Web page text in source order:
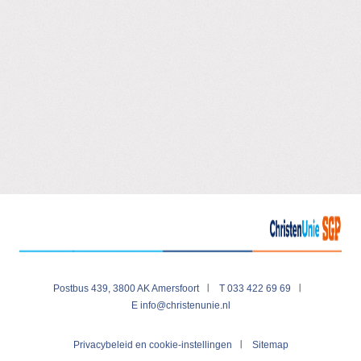
Postbus 439, 3800 AK Amersfoort
T 033 422 69 69
E info@christenunie.nl
Privacybeleid en cookie-instellingen Sitemap